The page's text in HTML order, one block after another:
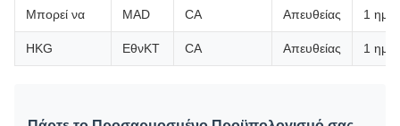
Μπορεί να MAD CA Απευθείας 1
HKG ΕθνΚΤ CA Απευθείας 1